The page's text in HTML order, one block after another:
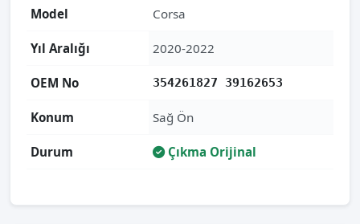
Model Corsa
Yıl Aralığı 2020-2022
OEM No 354261827 39162653
Konum Sağ Ön
Durum Çıkma Orijinal